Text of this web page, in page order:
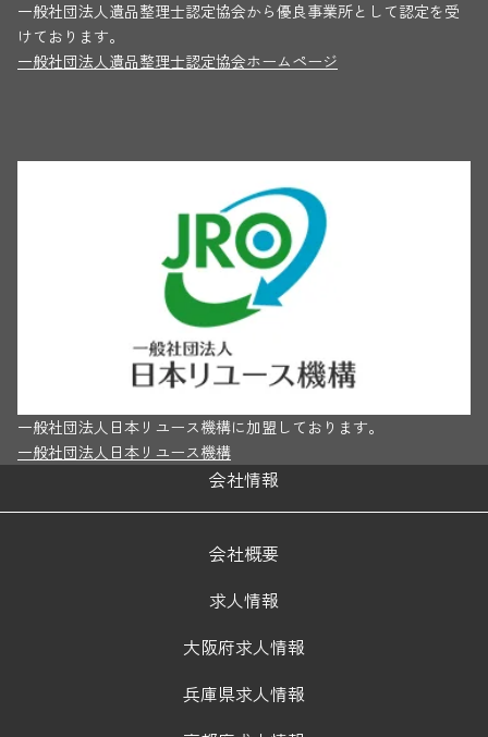
一般社団法人遺品整理士認定協会から優良事業所として認定を受
けております。
一般社団法人遺品整理士認定協会ホームページ
一般社団法人日本リユース機構に加盟しております。
一般社団法人日本リユース機構
会社情報
会社概要
求人情報
大阪府求人情報
兵庫県求人情報